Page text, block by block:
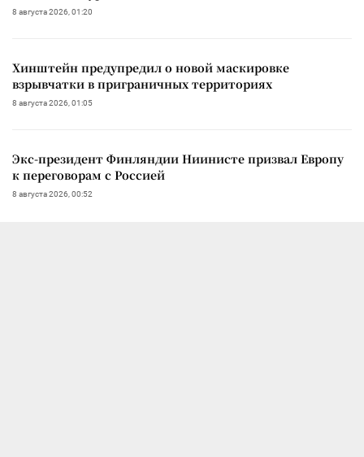
8 августа 2026, 01:20
Хинштейн предупредил о новой маскировке
взрывчатки в приграничных территориях
8 августа 2026, 01:05
Экс-президент Финляндии Ниинисте призвал Европу
к переговорам с Россией
8 августа 2026, 00:52